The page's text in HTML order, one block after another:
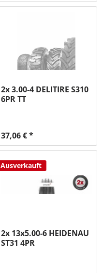
2x 3.00-4 DELITIRE S310
6PR TT
37,06 € *
Ausverkauft
2x 13x5.00-6 HEIDENAU
ST31 4PR